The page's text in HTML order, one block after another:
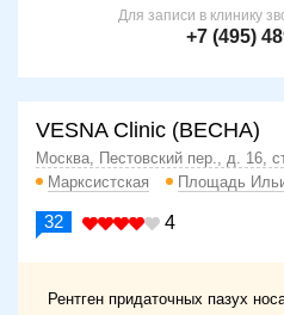
Для записи в клинику
+7 (495)
VESNA Clinic (ВЕСНА)
Москва, Пестовский пер., д. 16,
Марксистская
Площадь
32 4
Рентген придаточных пазух